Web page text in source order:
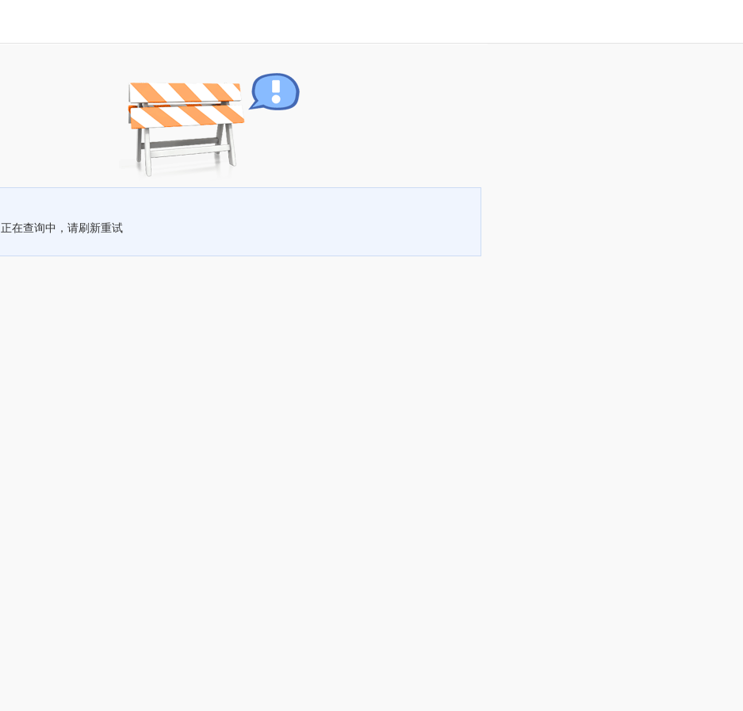
正在查询中，请刷新重试